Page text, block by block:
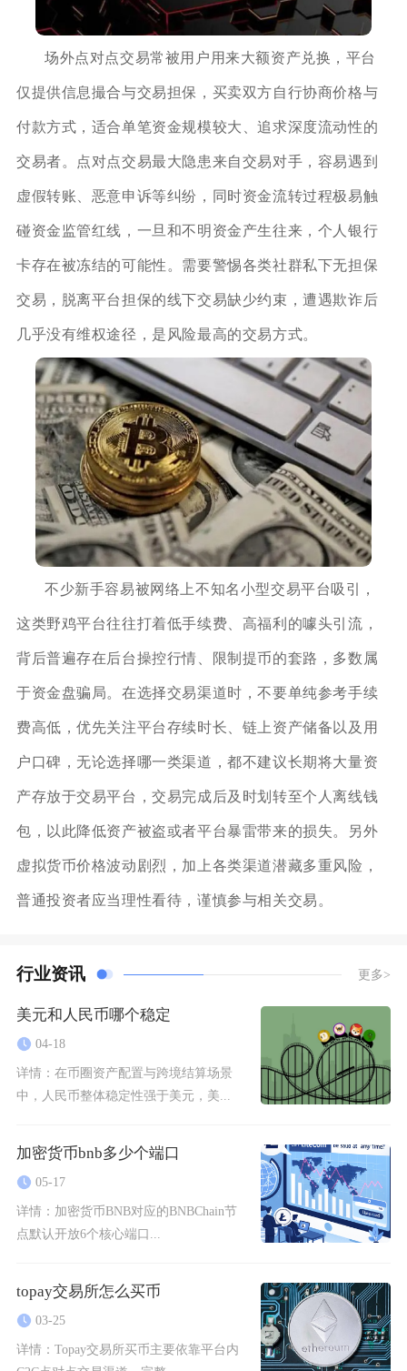
场外点对点交易常被用户用来大额资产兑换，平台
仅提供信息撮合与交易担保，买卖双方自行协商价格与
付款方式，适合单笔资金规模较大、追求深度流动性的
交易者。点对点交易最大隐患来自交易对手，容易遇到
虚假转账、恶意申诉等纠纷，同时资金流转过程极易触
碰资金监管红线，一旦和不明资金产生往来，个人银行
卡存在被冻结的可能性。需要警惕各类社群私下无担保
交易，脱离平台担保的线下交易缺少约束，遭遇欺诈后
几乎没有维权途径，是风险最高的交易方式。
不少新手容易被网络上不知名小型交易平台吸引，
这类野鸡平台往往打着低手续费、高福利的噱头引流，
背后普遍存在后台操控行情、限制提币的套路，多数属
于资金盘骗局。在选择交易渠道时，不要单纯参考手续
费高低，优先关注平台存续时长、链上资产储备以及用
户口碑，无论选择哪一类渠道，都不建议长期将大量资
产存放于交易平台，交易完成后及时划转至个人离线钱
包，以此降低资产被盗或者平台暴雷带来的损失。另外
虚拟货币价格波动剧烈，加上各类渠道潜藏多重风险，
普通投资者应当理性看待，谨慎参与相关交易。
行业资讯 更多>
美元和人民币哪个稳定
04-18
详情： 在币圈资产配置与跨境结算场景
中，人民币整体稳定性强于美元，美...
加密货币bnb多少个端口
05-17
详情： 加密货币BNB对应的BNBChain节
点默认开放6个核心端口...
topay交易所怎么买币
03-25
详情： Topay交易所买币主要依靠平台内